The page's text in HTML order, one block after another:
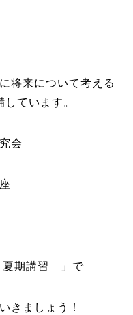
将来について考える
ています。
会
講座
期講習 」で
きましょう！